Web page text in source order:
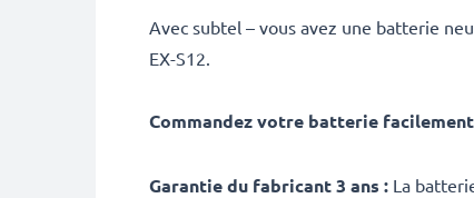
Avec subtel – vous avez une batterie
EX-S12.
Commandez votre batterie
Garantie du fabricant 3 ans : La